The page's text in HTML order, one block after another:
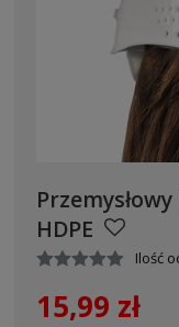
HDPE
Ilość
15,99 zł